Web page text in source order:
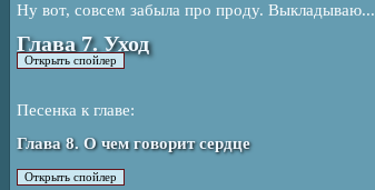
Ну вот, совсем забыла про проду. Выкладываю...
Глава 7. Уход
Песенка к главе:
Глава 8. О чем говорит сердце